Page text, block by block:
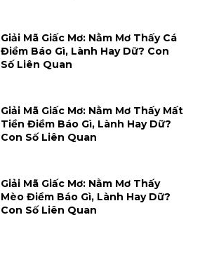
Giải Mã Giấc Mơ: Nằm Mơ Thấy Cá
Điềm Báo Gì, Lành Hay Dữ? Con
Số Liên Quan
Giải Mã Giấc Mơ: Nằm Mơ Thấy Mất
Tiền Điềm Báo Gì, Lành Hay Dữ?
Con Số Liên Quan
Giải Mã Giấc Mơ: Nằm Mơ Thấy
Mèo Điềm Báo Gì, Lành Hay Dữ?
Con Số Liên Quan